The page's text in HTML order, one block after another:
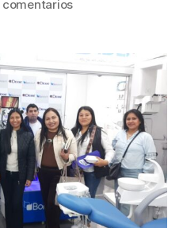
comentarios